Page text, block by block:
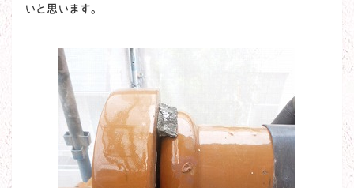
いと思います。